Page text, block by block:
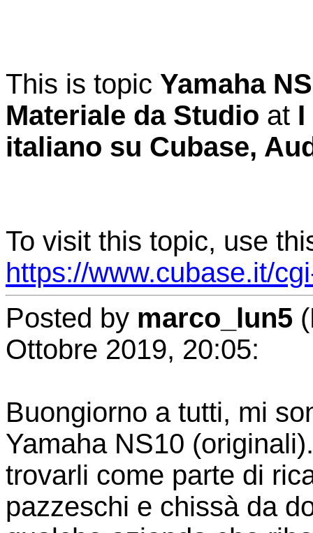
This is topic Yamaha
Materiale da Studio at I
italiano su Cubase,
To visit this topic, use
https://www.cubase.it/
Posted by marco_lun5
Ottobre 2019, 20:05:
Buongiorno a tutti, mi
Yamaha NS10
trovarli come parte di
pazzeschi e chissà da